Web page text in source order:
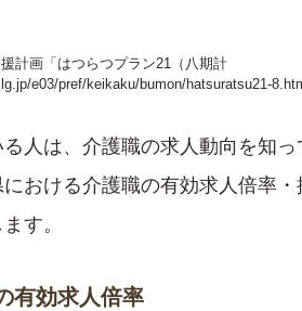
計画「はつらつプラン21（八期計
e03/pref/keikaku/bumon/hatsuratsu21-
人は、介護職の求人動向を知っ
おける介護職の有効求人倍率
す。
有効求人倍率